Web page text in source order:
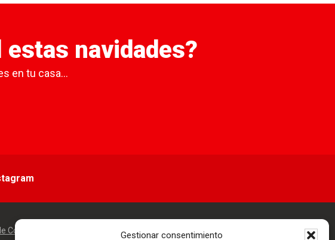
Gestionar consentimiento
navidades?
en tu casa...
Cookies Política de Devoluciones y Reembolsos